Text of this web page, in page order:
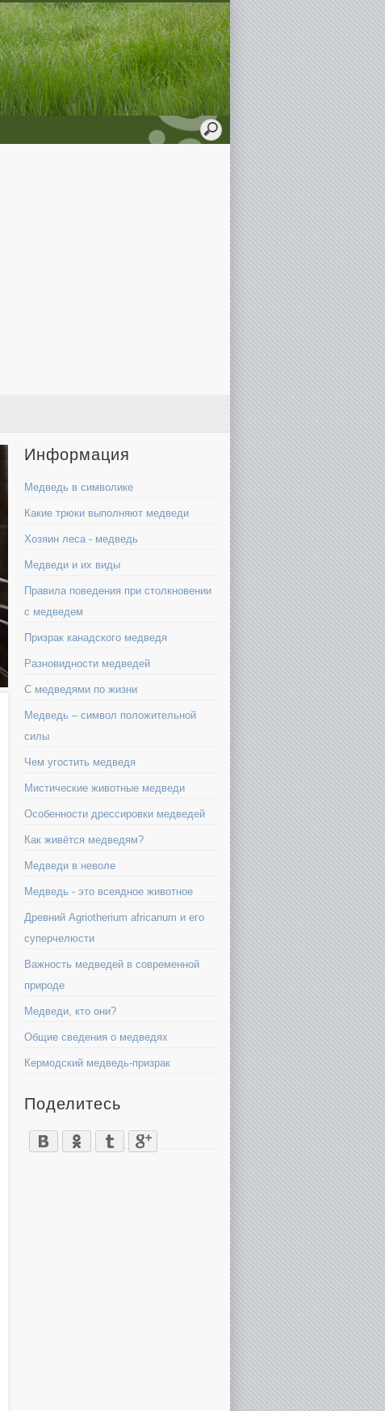
Информация
Медведь в символике
Какие трюки выполняют медведи
Хозяин леса - медведь
Медведи и их виды
Правила поведения при столкновении
с медведем
Призрак канадского медведя
Разновидности медведей
С медведями по жизни
Медведь – символ положительной
силы
Чем угостить медведя
Мистические животные медведи
Особенности дрессировки медведей
Как живётся медведям?
Медведи в неволе
Медведь - это всеядное животное
Древний Agriotherium africanum и его
суперчелюсти
Важность медведей в современной
природе
Медведи, кто они?
Общие сведения о медведях
Кермодский медведь-призрак
Поделитесь